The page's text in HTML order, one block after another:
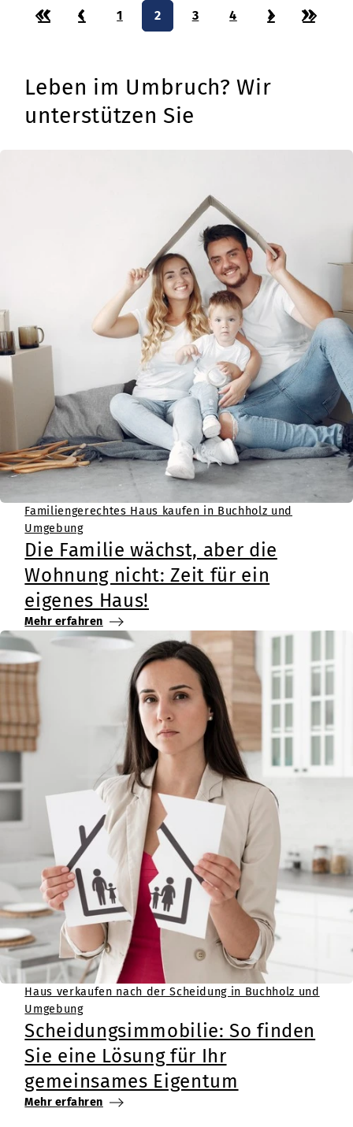
« ‹ 1 2 3 4 › »
Leben im Umbruch? Wir
unterstützen Sie
Familiengerechtes Haus kaufen in Buchholz und
Umgebung
Die Familie wächst, aber die
Wohnung nicht: Zeit für ein
eigenes Haus!
Mehr erfahren
Haus verkaufen nach der Scheidung in Buchholz und
Umgebung
Scheidungsimmobilie: So finden
Sie eine Lösung für Ihr
gemeinsames Eigentum
Mehr erfahren